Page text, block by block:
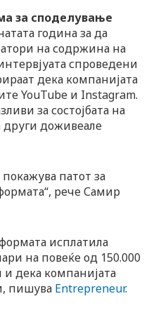
за споделување
година за да
на содржина на
спроведени
дека компанијата
YouTube и Instagram.
за состојбата на
други доживеале
патот за
рече Самир
исплатила
на повеќе од 150.000
дека компанијата
пишува Entrepreneur.